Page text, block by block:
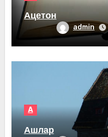
Ацетон
admin
А
Ашлар